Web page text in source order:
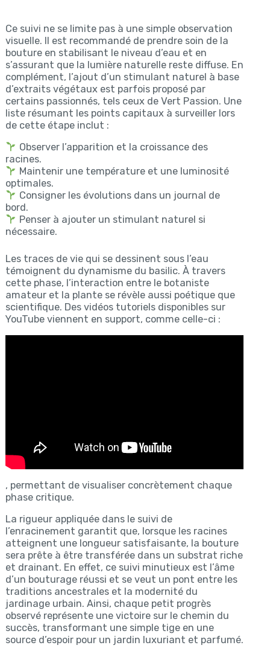
Ce suivi ne se limite pas à une simple observation
visuelle. Il est recommandé de prendre soin de la
bouture en stabilisant le niveau d’eau et en
s’assurant que la lumière naturelle reste diffuse. En
complément, l’ajout d’un stimulant naturel à base
d’extraits végétaux est parfois proposé par
certains passionnés, tels ceux de Vert Passion. Une
liste résumant les points capitaux à surveiller lors
de cette étape inclut :
Observer l’apparition et la croissance des
racines.
Maintenir une température et une luminosité
optimales.
Consigner les évolutions dans un journal de
bord.
Penser à ajouter un stimulant naturel si
nécessaire.
Les traces de vie qui se dessinent sous l’eau
témoignent du dynamisme du basilic. À travers
cette phase, l’interaction entre le botaniste
amateur et la plante se révèle aussi poétique que
scientifique. Des vidéos tutoriels disponibles sur
YouTube viennent en support, comme celle-ci :
, permettant de visualiser concrètement chaque
phase critique.
La rigueur appliquée dans le suivi de
l’enracinement garantit que, lorsque les racines
atteignent une longueur satisfaisante, la bouture
sera prête à être transférée dans un substrat riche
et drainant. En effet, ce suivi minutieux est l’âme
d’un bouturage réussi et se veut un pont entre les
traditions ancestrales et la modernité du
jardinage urbain. Ainsi, chaque petit progrès
observé représente une victoire sur le chemin du
succès, transformant une simple tige en une
source d’espoir pour un jardin luxuriant et parfumé.